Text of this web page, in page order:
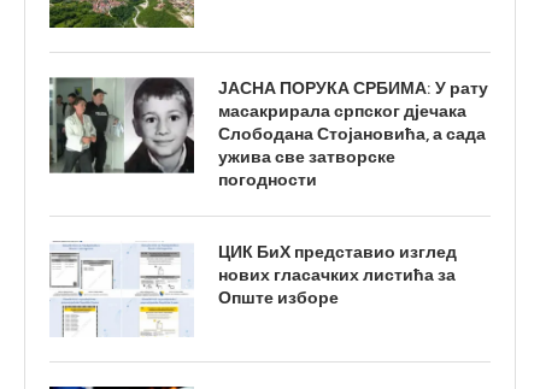
ЈАСНА ПОРУКА СРБИМА: У рату
масакрирала српског дјечака
Слободана Стојановића, а сада
ужива све затворске
погодности
ЦИК БиХ представио изглед
нових гласачких листића за
Опште изборе